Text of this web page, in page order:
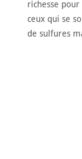
richesse
ceux qui se
de sulfures